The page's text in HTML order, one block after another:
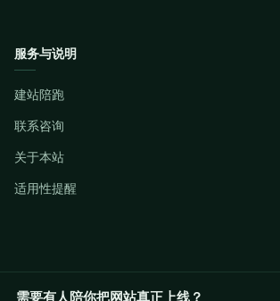
服务与说明
建站陪跑
联系咨询
关于本站
适用性提醒
需要有人陪你把网站真正上线？